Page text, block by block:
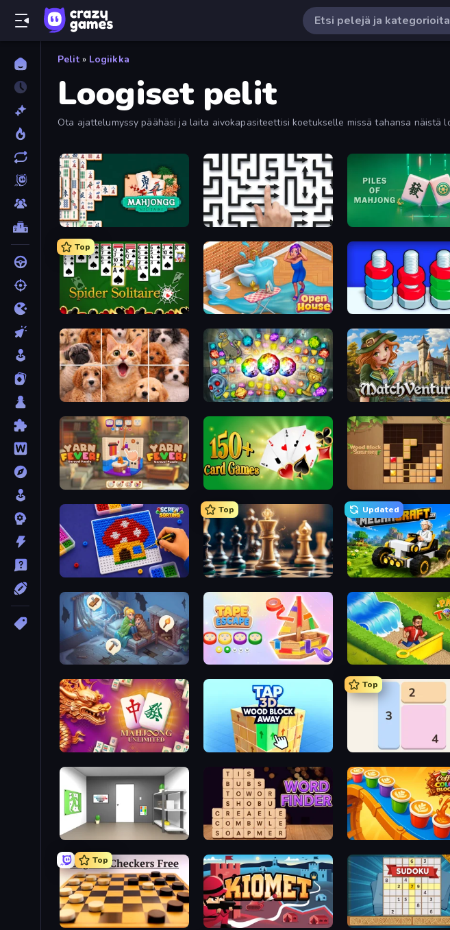
Pelit » Logiikka
Loogiset pelit
Ota ajattelumyssy päähäsi ja laita aivokapasiteettisi koetukselle missä tahansa
Mahjongg Solitaire Arrow Escape: Puzzle Piles of Mahjong
Top
Spider Solitaire Open House Nuts Puzzle: Sort By
Jigpic Solitaire Forgotten Treasure 2 MatchVentures
Yarn Fever! Unravel Puzzle Wood Block Journey
Screw Sorting
Top
Chess Free
Updated
Mechacraft.io
Merge Haven Park Town
Mahjong Unlimited Tap 3D Wood Block Away
Top
Shikaku Puzzle
Paint Room Escape Word Finder Coffee Color Blocks
Top
English Checkers Free Kiomet Sudoku Online